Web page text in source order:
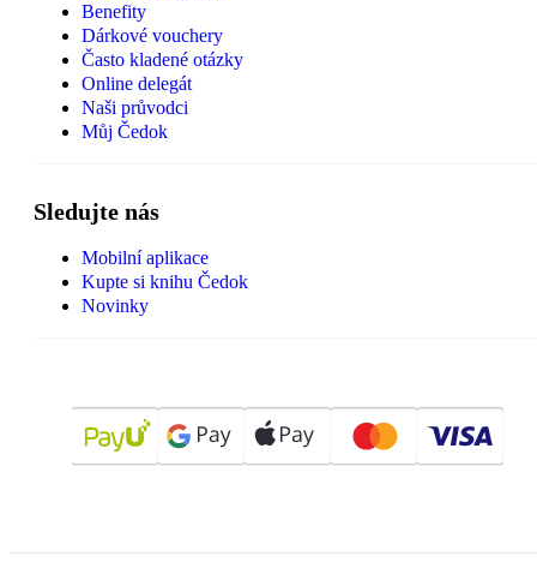
Benefity
Dárkové vouchery
Často kladené otázky
Online delegát
Naši průvodci
Můj Čedok
Sledujte nás
Mobilní aplikace
Kupte si knihu Čedok
Novinky